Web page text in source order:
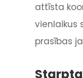
attīsta
vienlaikus
prasības